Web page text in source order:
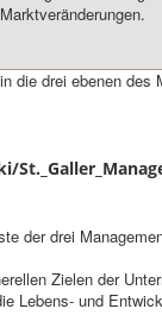
die drei ebenen
der drei
Zielen der
Lebens- und